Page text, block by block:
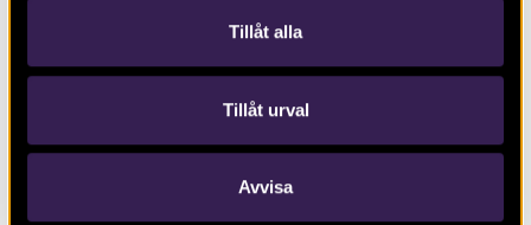
Tillåt alla
Tillåt urval
Avvisa